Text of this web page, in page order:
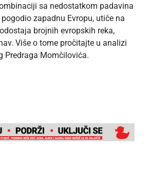
sa nedostatkom padavina
zapadnu Evropu, utiče na
brojnih evropskih reka,
Više o tome pročitajte u analizi
Predraga Momčilovića.